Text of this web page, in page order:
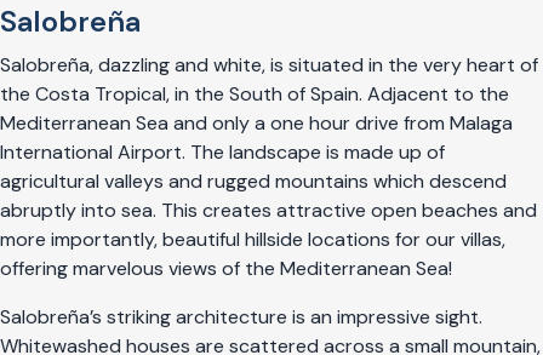
Salobreña
Salobreña, dazzling and white, is situated in the very heart of
the Costa Tropical, in the South of Spain. Adjacent to the
Mediterranean Sea and only a one hour drive from Malaga
International Airport. The landscape is made up of
agricultural valleys and rugged mountains which descend
abruptly into sea. This creates attractive open beaches and
more importantly, beautiful hillside locations for our villas,
offering marvelous views of the Mediterranean Sea!
Salobreña’s striking architecture is an impressive sight.
Whitewashed houses are scattered across a small mountain,